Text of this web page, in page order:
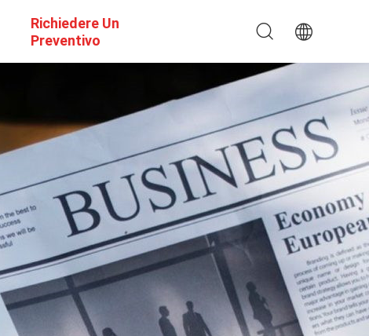
Richiedere Un
Preventivo